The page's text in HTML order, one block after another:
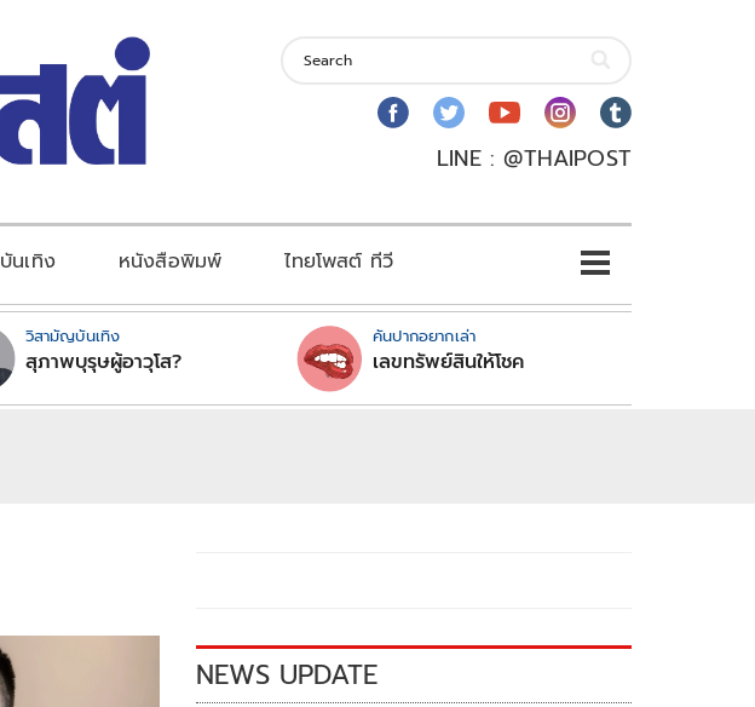
LINE : @THAIPOST
บันเทิง หนังสือพิมพ์ ไทยโพสต์ ทีวี
วิสามัญบันเทิง
สุภาพบุรุษผู้อาวุโส?
คันปากอยากเล่า
เลขทรัพย์สินให้โชค
NEWS UPDATE